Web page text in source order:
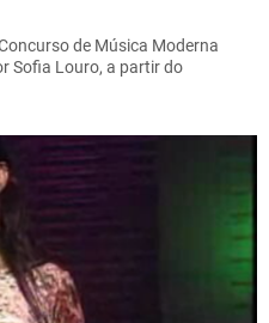
de Música Moderna
Sofia Louro, a partir do